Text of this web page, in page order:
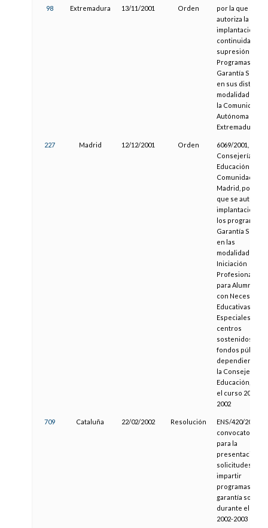
98 Extremadura 13/11/2001 Orden
por la que se
autoriza la
implantación,
continuidad y
supresión de
Programas de
Garantía Social
en sus distintas
modalidades, en
la Comunidad
Autónoma de
Extremadura.
227 Madrid 12/12/2001 Orden
6069/2001, de la
Consejería de
Educación de la
Comunidad de
Madrid, por la
que se autoriza
implantación de
los programas
Garantía Social
en las
modalidades de
Iniciación
Profesional y
para Alumnos
con
Educativas
Especiales, en
centros
sostenidos con
fondos públicos
dependientes
la Consejería de
Educación, para
el curso 2001-
2002
709 Cataluña 22/02/2002 Resolución
ENS/420/2002,
convocatoria
para la
presentación
solicitudes para
impartir
programas de
garantía social
durante el
2002-2003